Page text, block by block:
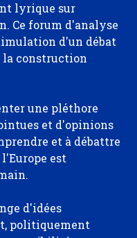
lyrique sur
Ce forum d'analyse
d'un débat
construction
une pléthore
et d'opinions
et à débattre
est
d'idées
politiquement